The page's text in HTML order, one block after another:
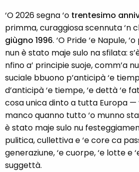
‘O 2026 segna ‘o trentesimo
primma, curaggiosa scennuta ‘n
giùgno 1996. ‘O Pride ‘e Napule,
nun è stato maje sulo na sfilata:
nfino a’ principie suoje, comm’a
suciale bbuono p’anticipà ‘e
d’anticipà ‘e tiempe, ‘e dettà ‘e
cosa unica dinto a tutta Europa —
manco quanno tutto ‘o munno
è stato maje sulo nu
pulitica, cullettiva e ‘e core ca
generaziune, ‘e cuorpe, ‘e lotte e
suggettà.